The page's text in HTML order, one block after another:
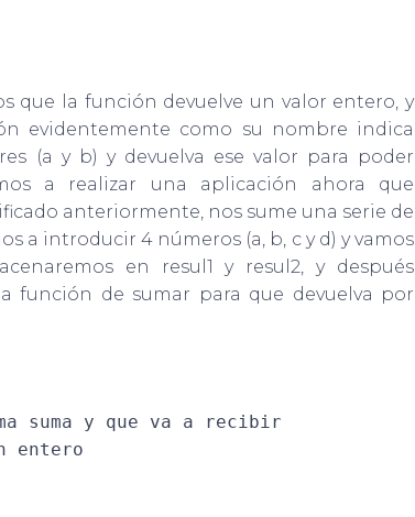
que la función devuelve un valor entero, y
evidentemente como su nombre indica
(a y b) y devuelva ese valor para poder
a realizar una aplicación ahora que
anteriormente, nos sume una serie de
a introducir 4 números (a, b, c y d) y vamos
en resul1 y resul2, y después
función de sumar para que devuelva por
suma y que va a recibir
entero